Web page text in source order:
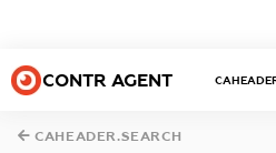
CONTR AGENT
CAHEADER.SEARCH